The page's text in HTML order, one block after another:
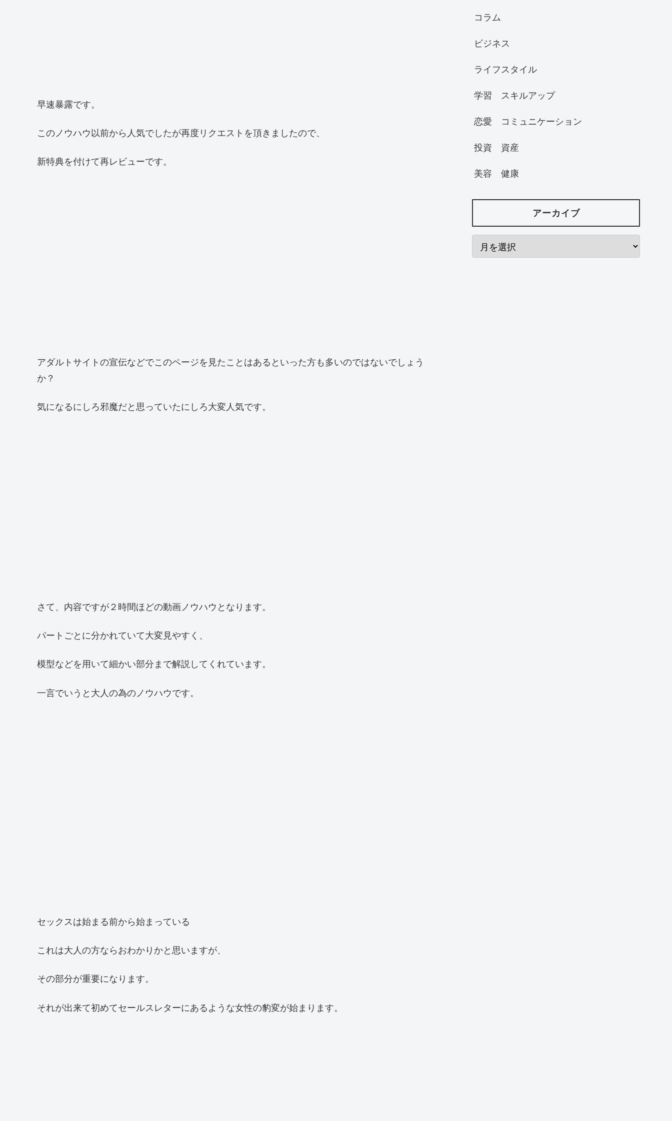
早速暴露です。
このノウハウ以前から人気でしたが再度リクエストを頂きましたので、
新特典を付けて再レビューです。
アダルトサイトの宣伝などでこのページを見たことはあるといった方も多いのではないでしょう
か？
気になるにしろ邪魔だと思っていたにしろ大変人気です。
さて、内容ですが２時間ほどの動画ノウハウとなります。
パートごとに分かれていて大変見やすく、
模型などを用いて細かい部分まで解説してくれています。
一言でいうと大人の為のノウハウです。
セックスは始まる前から始まっている
これは大人の方ならおわかりかと思いますが、
その部分が重要になります。
それが出来て初めてセールスレターにあるような女性の豹変が始まります。
コラム
ビジネス
ライフスタイル
学習 スキルアップ
恋愛 コミュニケーション
投資 資産
美容 健康
アーカイブ